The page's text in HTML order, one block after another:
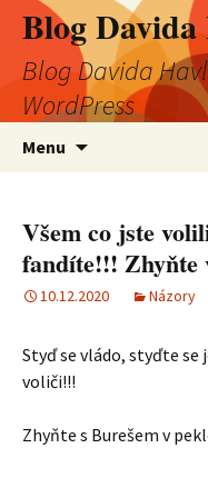
Blog
Blog Davida
WordPress
Menu
Všem co jste
fandíte!!! Zhyňte
10.12.2020 Názory
Styď se vládo, styďte se
voliči!!!
Zhyňte s Burešem v